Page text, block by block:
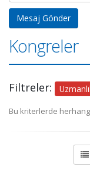
Kongreler
Filtreler:
Bu kriterlerde